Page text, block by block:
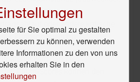
usw.),
oder andere kritische
Kundenbeziehung.
wird dann ein
Churn-Scores können den
für Sie optimal zu gestalten
zu können, verwenden
Informationen zu den von uns
erhalten Sie in den